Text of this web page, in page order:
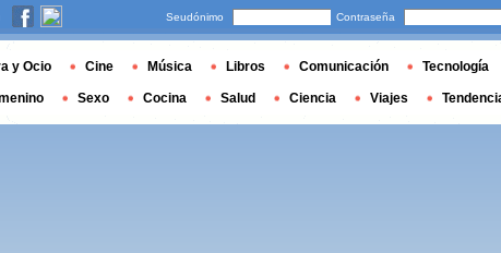
Seudónimo Contraseña
y Ocio Cine Música Libros Comunicación Tecnología
Sexo Cocina Salud Ciencia Viajes